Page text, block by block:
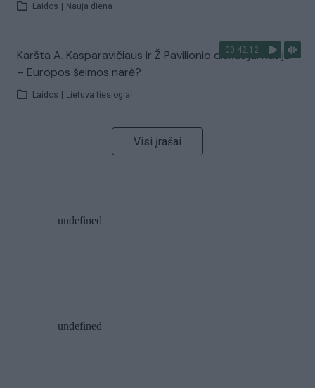
Laidos Nauja diena
00:42:12
Karšta A. Kasparavičiaus ir Ž Pavilionio diskusija: Rusija
– Europos šeimos narė?
Laidos Lietuva tiesiogiai
Visi įrašai